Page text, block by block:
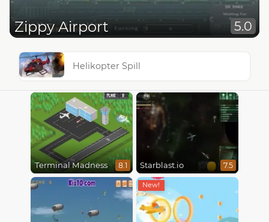
Zippy Airport 5.0
Helikopter Spill
Terminal Madness 8.1 Starblast.io 7.5